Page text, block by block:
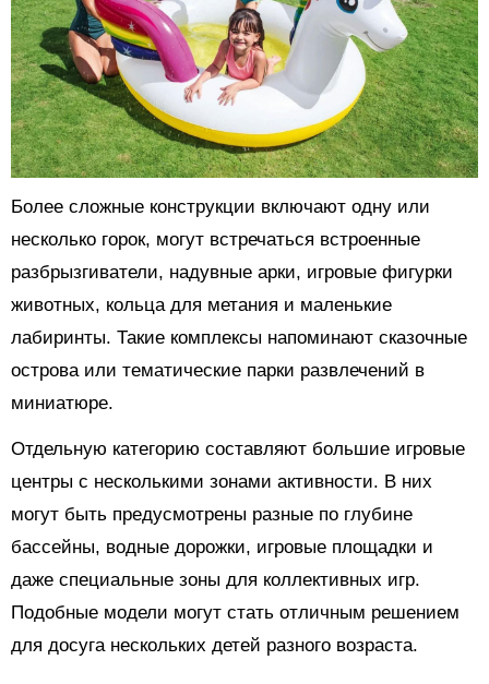
Более сложные конструкции включают одну или
несколько горок, могут встречаться встроенные
разбрызгиватели, надувные арки, игровые фигурки
животных, кольца для метания и маленькие
лабиринты. Такие комплексы напоминают сказочные
острова или тематические парки развлечений в
миниатюре.
Отдельную категорию составляют большие игровые
центры с несколькими зонами активности. В них
могут быть предусмотрены разные по глубине
бассейны, водные дорожки, игровые площадки и
даже специальные зоны для коллективных игр.
Подобные модели могут стать отличным решением
для досуга нескольких детей разного возраста.